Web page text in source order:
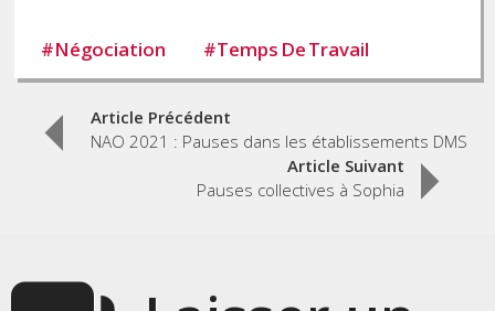
#Négociation #Temps De Travail
PostArticle Précédent
NAO 2021 : Pauses dans les établissements DMS
Article Suivant
Pauses collectives à Sophia